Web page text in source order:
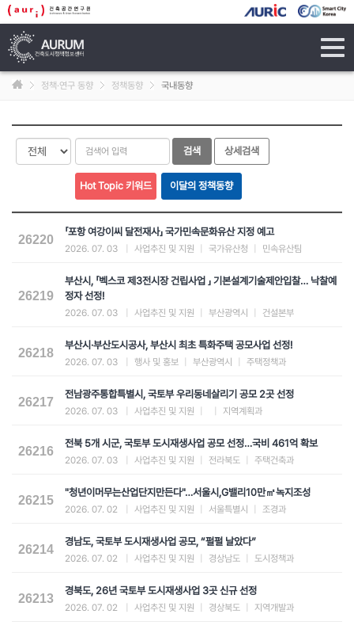
정책·연구 동향 정책동향 국내동향
26220
「포항 여강이씨 달전재사」 국가민속문화유산 지정 예고
2026. 07. 03 사업추진 및 지원 국가유산청 민속유산팀
26219
부산시, 「벡스코 제3전시장 건립사업 」 기본설계기술제안입찰… 낙찰예
정자 선정!
2026. 07. 03 사업추진 및 지원 부산광역시 건설본부
26218
부산시·부산도시공사, 부산시 최초 특화주택 공모사업 선정!
2026. 07. 03 행사 및 홍보 부산광역시 주택정책과
26217
전남광주통합특별시, 국토부 우리동네살리기 공모 2곳 선정
2026. 07. 03 사업추진 및 지원 지역계획과
26216
전북 5개 시군, 국토부 도시재생사업 공모 선정…국비 461억 확보
2026. 07. 03 사업추진 및 지원 전라북도 주택건축과
26215
"청년이머무는산업단지만든다"…서울시,G밸리10만㎡녹지조성
2026. 07. 02 사업추진 및 지원 서울특별시 조경과
26214
경남도, 국토부 도시재생사업 공모, “펄펄 날았다”
2026. 07. 02 사업추진 및 지원 경상남도 도시정책과
26213
경북도, 26년 국토부 도시재생사업 3곳 신규 선정
2026. 07. 02 사업추진 및 지원 경상북도 지역개발과